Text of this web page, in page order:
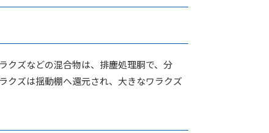
クズなどの混合物は、排塵処理胴で、分
クズは揺動棚へ還元され、大きなワラクズ